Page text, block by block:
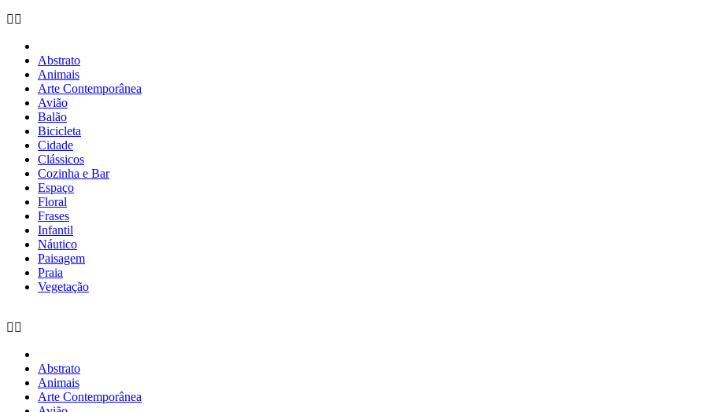
Abstrato
Animais
Arte Contemporânea
Avião
Balão
Bicicleta
Cidade
Clássicos
Cozinha e Bar
Espaço
Floral
Frases
Infantil
Náutico
Paisagem
Praia
Vegetação
Abstrato
Animais
Arte Contemporânea